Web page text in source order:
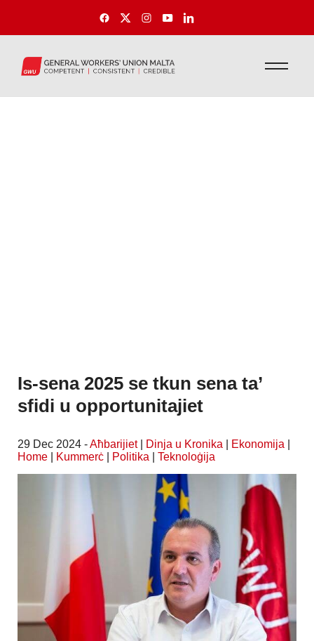
Is-sena 2025 se tkun sena ta’
sfidi u opportunitajiet
29 Dec 2024 -Aħbarijiet| Dinja u Kronika Ekonomija
Home
Kummerċ Politika Teknoloġija